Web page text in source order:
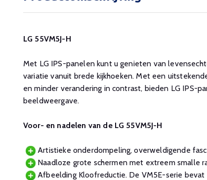
LG 55VM5J-H
Met LG IPS-panelen kunt u genieten van
variatie vanuit brede kijkhoeken. Met een
en minder verandering in contrast, bieden LG IPS-
beeldweergave.
Voor- en nadelen van de LG 55VM5J-H
Artistieke onderdompeling, overweldigende
Naadloze grote schermen met extreem smalle
Afbeelding Kloofreductie. De VM5E-serie